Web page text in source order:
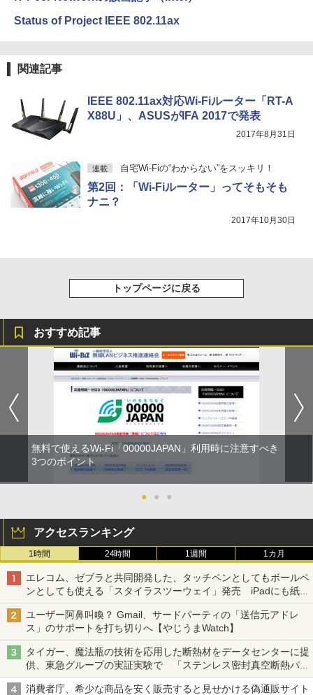
Status of Project IEEE 802.11ax
関連記事
IEEE 802.11ax対応Wi-Fiルーター「RT-A
X88U」、ASUSがIFA 2017で発表
2017年8月31日
連載 自宅Wi-Fiの“わからない”をスッキリ！
第2回：「Wi-Fiルーター」ってそもそも
ナニ？
2017年10月30日
トップページに戻る
おすすめ記事
無料で使えるWi-Fi「00000JAPAN」利用時に注意すべき
3つのポイント
● ● ●
アクセスランキング
1時間 24時間 1週間 1カ月
エレコム、ゼブラと共同開発した、タッチペンとしてもボールペ
ンとしても使える「スタイラスツーウェイ」発売 iPadにも紙に
も、持ち替えずに書き込める
ユーザー阿鼻叫喚？ Gmail、サードパーティの「送信元アドレ
ス」のサポートを打ち切りへ【やじうまWatch】
タイガー、魔法瓶の技術を応用した断熱材をデータセンターに提
供、東急グループの実証実験で 「ステンレス密封真空断熱パネ
ル TIVIP」
消費者庁、希少な商品を安く販売すると見せかける偽通販サイト